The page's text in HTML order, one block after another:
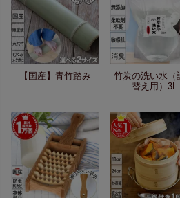
【国産】青竹踏み
竹炭の洗い水（
替え用）3L